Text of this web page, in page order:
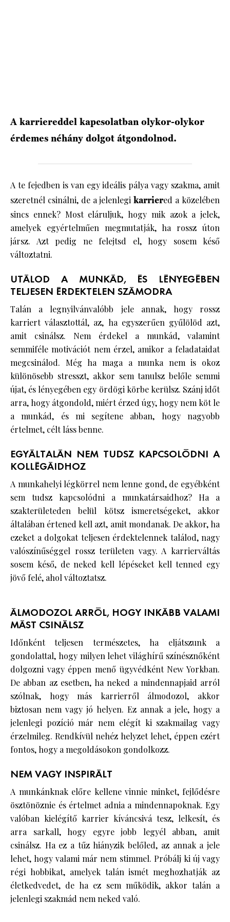
A karriereddel kapcsolatban olykor-olykor
érdemes néhány dolgot átgondolnod.
A te fejedben is van egy ideális pálya vagy szakma, amit
szeretnél csinálni, de a jelenlegikarriered a közelében
sincs ennek? Most eláruljuk, hogy mik azok a jelek,
amelyek egyértelműen megmutatják, ha rossz úton
jársz. Azt pedig ne felejtsd el, hogy sosem késő
változtatni.
UTÁLOD A MUNKÁD, ÉS LÉNYEGÉBEN
TELJESEN ÉRDEKTELEN SZÁMODRA
Talán a legnyilvánvalóbb jele annak, hogy rossz
karriert választottál, az, ha egyszerűen gyűlölöd azt,
amit csinálsz. Nem érdekel a munkád, valamint
semmiféle motivációt nem érzel, amikor a feladataidat
megcsinálod. Még ha maga a munka nem is okoz
különösebb stresszt, akkor sem tanulsz belőle semmi
újat, és lényegében egy ördögi körbe kerülsz. Szánj időt
arra, hogy átgondold, miért érzed úgy, hogy nem köt le
a munkád, és mi segítene abban, hogy nagyobb
értelmet, célt láss benne.
EGYÁLTALÁN NEM TUDSZ KAPCSOLÓDNI A
KOLLÉGÁIDHOZ
A munkahelyi légkörrel nem lenne gond, de egyébként
sem tudsz kapcsolódni a munkatársaidhoz? Ha a
szakterületeden belül kötsz ismeretségeket, akkor
általában értened kell azt, amit mondanak. De akkor, ha
ezeket a dolgokat teljesen érdektelennek találod, nagy
valószínűséggel rossz területen vagy. A karrierváltás
sosem késő, de neked kell lépéseket kell tenned egy
jövő felé, ahol változtatsz.
ÁLMODOZOL ARRÓL, HOGY INKÁBB VALAMI
MÁST CSINÁLSZ
Időnként teljesen természetes, ha eljátszunk a
gondolattal, hogy milyen lehet világhírű színésznőként
dolgozni vagy éppen menő ügyvédként New Yorkban.
De abban az esetben, ha neked a mindennapjaid arról
szólnak, hogy más karrierről álmodozol, akkor
biztosan nem vagy jó helyen. Ez annak a jele, hogy a
jelenlegi pozíció már nem elégít ki szakmailag vagy
érzelmileg. Rendkívül nehéz helyzet lehet, éppen ezért
fontos, hogy a megoldásokon gondolkozz.
NEM VAGY INSPIRÁLT
A munkánknak előre kellene vinnie minket, fejlődésre
ösztönöznie és értelmet adnia a mindennapoknak. Egy
valóban kielégítő karrier kíváncsivá tesz, lelkesít, és
arra sarkall, hogy egyre jobb legyél abban, amit
csinálsz. Ha ez a tűz hiányzik belőled, az annak a jele
lehet, hogy valami már nem stimmel. Próbálj ki új vagy
régi hobbikat, amelyek talán ismét meghozhatják az
életkedvedet, de ha ez sem működik, akkor talán a
jelenlegi szakmád nem neked való.